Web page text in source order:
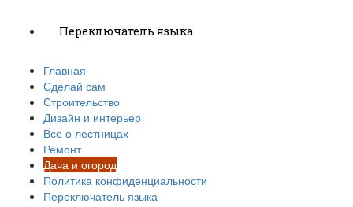
Переключатель языка
Главная
Сделай сам
Строительство
Дизайн и интерьер
Все о лестницах
Ремонт
Дача и огород
Политика конфиденциальности
Переключатель языка